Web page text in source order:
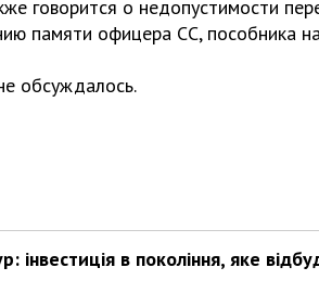
говорится о недопустимости
памяти офицера СС, пособника
обсуждалось.
в покоління, яке